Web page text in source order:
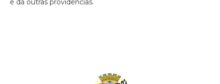
e dá outras providências.